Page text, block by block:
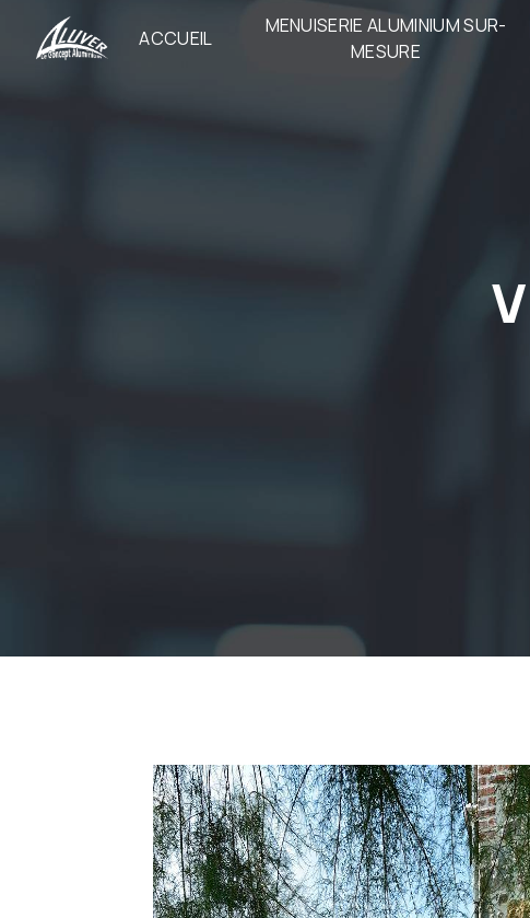
ACCUEIL
MENUISERIE ALUMINIUM SUR-
MESURE
Panneau de gestion des cookies